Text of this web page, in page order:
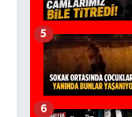
5
6